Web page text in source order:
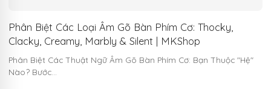
Phân Biệt Các Loại Âm Gõ Bàn Phím Cơ: Thocky,
Clacky, Creamy, Marbly & Silent | MKShop
Phân Biệt Các Thuật Ngữ Âm Gõ Bàn Phím Cơ: Bạn Thuộc "Hệ"
Nào? Bước…